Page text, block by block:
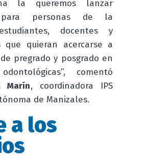
la queremos lanzar
para personas de la
docentes y
que quieran acercarse a
pregrado y posgrado en
comentó
Marín, coordinadora IPS
de Manizales.
a los